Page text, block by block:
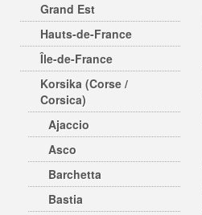
Grand Est
Hauts-de-France
Île-de-France
Korsika (Corse /
Corsica)
Ajaccio
Asco
Barchetta
Bastia